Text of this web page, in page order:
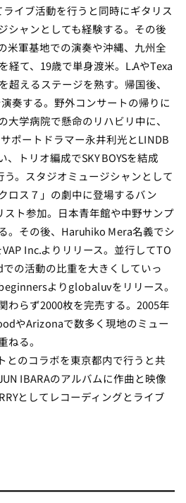
イブ活動を行うと同時にギタリス
シャンとしても経験する。その後
米軍基地での演奏や沖縄、九州全
経て、19歳で単身渡米。L.AやTexa
超えるステージを熟す。帰国後、
奏する。野外コンサートの帰りに
学病院で懸命のリハビリ中に、
ポートドラマー永井利光とLINDB
、トリオ編成でSKY BOYSを結成
。スタジオミュージシャンとして
ロス７」の劇中に登場するバン
スト参加。日本青年館や中野サンプ
。その後、Haruhiko Mera名義でシ
Inc.よりリリース。並行してTO
の活動の比重を大きくしていっ
よりglobaluvをリリース。
わらず2000枚を完売する。2005年
やArizonaで数多く現地のミュー
る。
とのコラボを東京都内で行うと共
IBARAのアルバムに作曲と映像
としてレコーディングとライブ